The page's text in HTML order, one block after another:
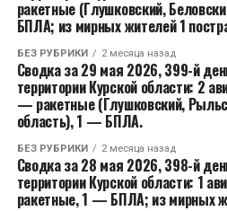
ракетные (Глушковский,
БПЛА; из мирных жителей 1
БЕЗ РУБРИКИ 2 месяца назад
Сводка за 29 мая 2026, 399-й
территории Курской области: 2
— ракетные (Глушковский,
область), 1 — БПЛА.
БЕЗ РУБРИКИ 2 месяца назад
Сводка за 28 мая 2026, 398-й
территории Курской области: 1
ракетные, 1 — БПЛА; из мирных